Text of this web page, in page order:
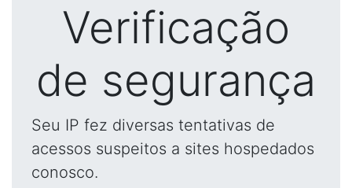
Verificação
de segurança
Seu IP fez diversas tentativas de
acessos suspeitos a sites hospedados
conosco.